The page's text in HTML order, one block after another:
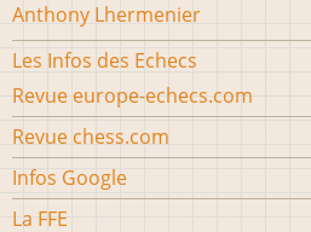
Anthony Lhermenier
Les Infos des Echecs
Revue europe-echecs.com
Revue chess.com
Infos Google
La FFE